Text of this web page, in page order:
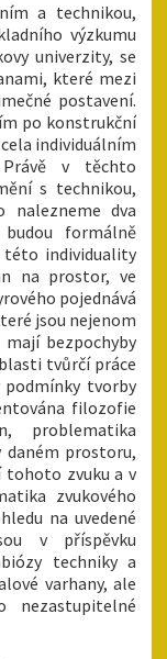
a technikou,
výzkumu
univerzity, se
které mezi
postavení.
po konstrukční
individuálním
Právě v těchto
s technikou,
nalezneme dva
formálně
této individuality
na prostor, ve
pojednává
jsou nejenom
bezpochyby
tvůrčí práce
podmínky tvorby
filozofie
problematika
daném prostoru,
tohoto zvuku a v
zvukového
na uvedené
v příspěvku
techniky a
varhany, ale
nezastupitelné